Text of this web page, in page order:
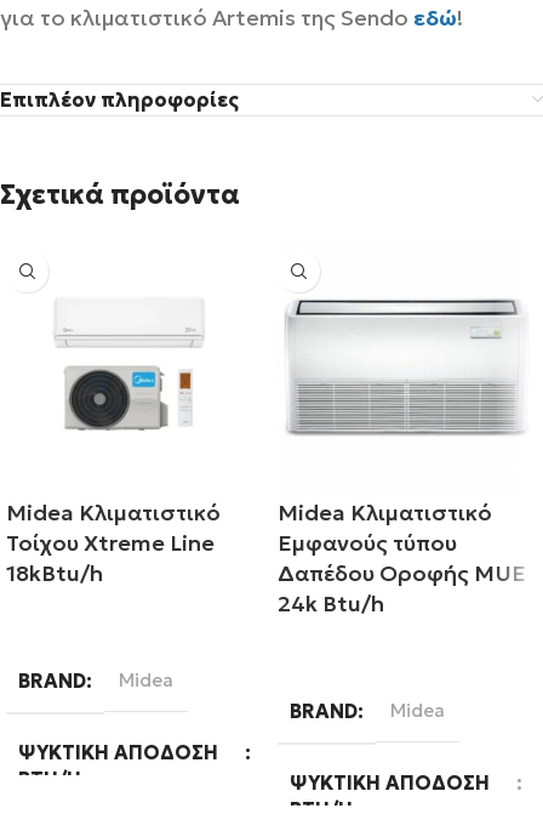
για το κλιματιστικό Artemis της Sendo εδώ!
Επιπλέον πληροφορίες
Σχετικά προϊόντα
Midea Κλιματιστικό
Τοίχου Xtreme Line
18kBtu/h
BRAND Midea
ΨΥΚΤΙΚΉ ΑΠΌΔΟΣΗ
BTU/H
Midea Κλιματιστικό
Εμφανούς τύπου
Δαπέδου Οροφής MUE
24k Btu/h
BRAND Midea
ΨΥΚΤΙΚΉ ΑΠΌΔΟΣΗ